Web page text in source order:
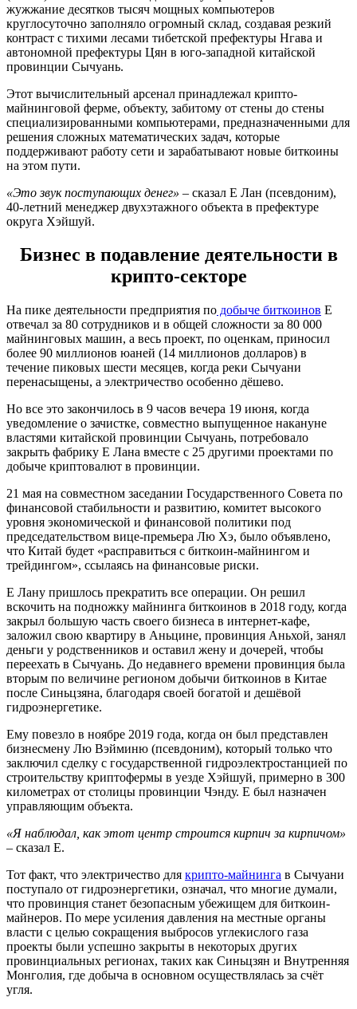
жужжание десятков тысяч мощных компьютеров
круглосуточно заполняло огромный склад, создавая резкий
контраст с тихими лесами тибетской префектуры Нгава и
автономной префектуры Цян в юго-западной китайской
провинции Сычуань.
Этот вычислительный арсенал принадлежал крипто-
майнинговой ферме, объекту, забитому от стены до стены
специализированными компьютерами, предназначенными для
решения сложных математических задач, которые
поддерживают работу сети и зарабатывают новые биткоины
на этом пути.
«Это звук поступающих денег» – сказал Е Лан (псевдоним),
40-летний менеджер двухэтажного объекта в префектуре
округа Хэйшуй.
Бизнес в подавление деятельности в
крипто-секторе
На пике деятельности предприятия по добыче биткоинов Е
отвечал за 80 сотрудников и в общей сложности за 80 000
майнинговых машин, а весь проект, по оценкам, приносил
более 90 миллионов юаней (14 миллионов долларов) в
течение пиковых шести месяцев, когда реки Сычуани
перенасыщены, а электричество особенно дёшево.
Но все это закончилось в 9 часов вечера 19 июня, когда
уведомление о зачистке, совместно выпущенное накануне
властями китайской провинции Сычуань, потребовало
закрыть фабрику Е Лана вместе с 25 другими проектами по
добыче криптовалют в провинции.
21 мая на совместном заседании Государственного Совета по
финансовой стабильности и развитию, комитет высокого
уровня экономической и финансовой политики под
председательством вице-премьера Лю Хэ, было объявлено,
что Китай будет «расправиться с биткоин-майнингом и
трейдингом», ссылаясь на финансовые риски.
Е Лану пришлось прекратить все операции. Он решил
вскочить на подножку майнинга биткоинов в 2018 году, когда
закрыл большую часть своего бизнеса в интернет-кафе,
заложил свою квартиру в Аньцине, провинция Аньхой, занял
деньги у родственников и оставил жену и дочерей, чтобы
переехать в Сычуань. До недавнего времени провинция была
вторым по величине регионом добычи биткоинов в Китае
после Синьцзяна, благодаря своей богатой и дешёвой
гидроэнергетике.
Ему повезло в ноябре 2019 года, когда он был представлен
бизнесмену Лю Вэйминю (псевдоним), который только что
заключил сделку с государственной гидроэлектростанцией по
строительству криптофермы в уезде Хэйшуй, примерно в 300
километрах от столицы провинции Чэнду. Е был назначен
управляющим объекта.
«Я наблюдал, как этот центр строится кирпич за кирпичом»
– сказал Е.
Тот факт, что электричество для крипто-майнинга в Сычуани
поступало от гидроэнергетики, означал, что многие думали,
что провинция станет безопасным убежищем для биткоин-
майнеров. По мере усиления давления на местные органы
власти с целью сокращения выбросов углекислого газа
проекты были успешно закрыты в некоторых других
провинциальных регионах, таких как Синьцзян и Внутренняя
Монголия, где добыча в основном осуществлялась за счёт
угля.